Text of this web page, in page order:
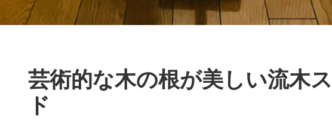
芸術的な木の根が美しい流木
ド